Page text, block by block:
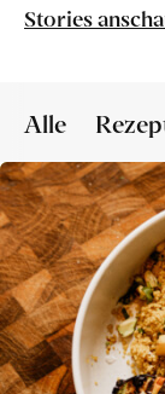
Stories
Alle